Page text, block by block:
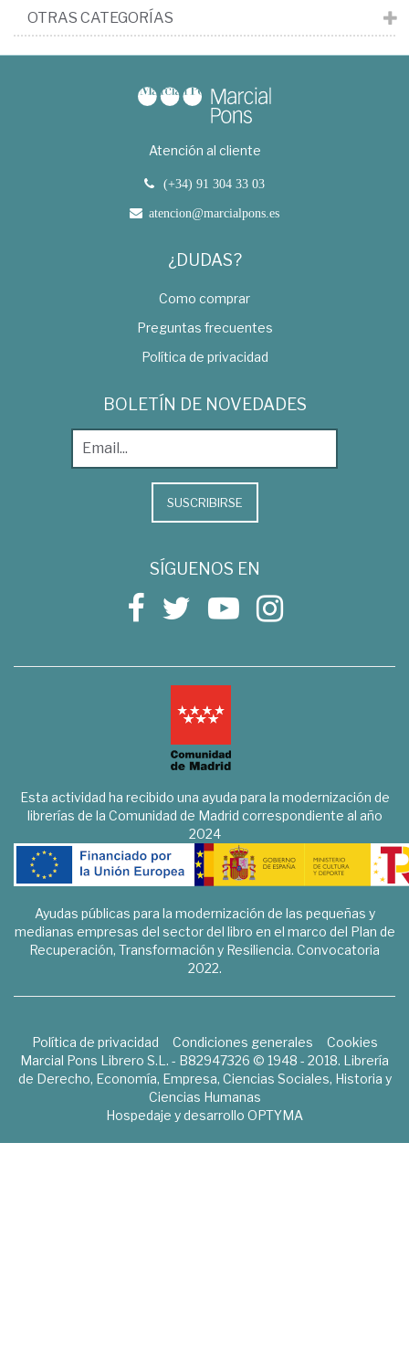
OTRAS CATEGORÍAS
Atención al cliente
(+34) 91 304 33 03
atencion@marcialpons.es
¿DUDAS?
Como comprar
Preguntas frecuentes
Política de privacidad
BOLETÍN DE NOVEDADES
SUSCRIBIRSE
SÍGUENOS EN
Esta actividad ha recibido una ayuda para la modernización de
librerías de la Comunidad de Madrid correspondiente al año
2024
Ayudas públicas para la modernización de las pequeñas y
medianas empresas del sector del libro en el marco del Plan de
Recuperación, Transformación y Resiliencia. Convocatoria
2022.
Política de privacidad Condiciones generales
Cookies
Marcial Pons Librero S.L. - B82947326 © 1948 - 2018. Librería
de Derecho, Economía, Empresa, Ciencias Sociales, Historia y
Ciencias Humanas
Hospedaje y desarrollo OPTYMA